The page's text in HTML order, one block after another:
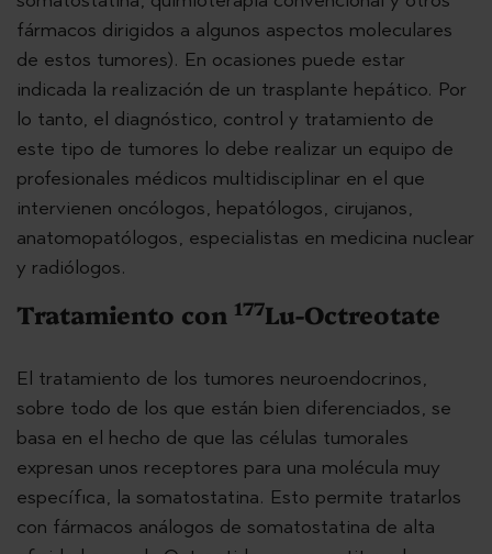
fármacos dirigidos a algunos aspectos moleculares
de estos tumores). En ocasiones puede estar
indicada la realización de un trasplante hepático. Por
lo tanto, el diagnóstico, control y tratamiento de
este tipo de tumores lo debe realizar un equipo de
profesionales médicos multidisciplinar en el que
intervienen oncólogos, hepatólogos, cirujanos,
anatomopatólogos, especialistas en medicina nuclear
y radiólogos.
Tratamiento con 177Lu-Octreotate
El tratamiento de los tumores neuroendocrinos,
sobre todo de los que están bien diferenciados, se
basa en el hecho de que las células tumorales
expresan unos receptores para una molécula muy
específica, la somatostatina. Esto permite tratarlos
con fármacos análogos de somatostatina de alta